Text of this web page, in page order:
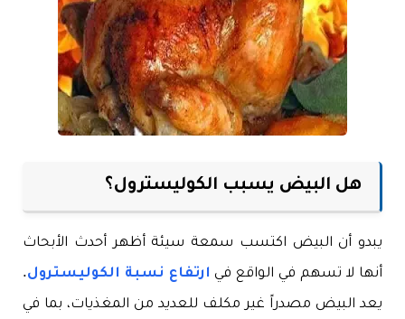
هل البيض يسبب الكوليسترول؟
يبدو أن البيض اكتسب سمعة سيئة أظهر أحدث الأبحاث
أنها لا تسهم في الواقع في ارتفاع نسبة الكوليسترول.
يعد البيض مصدراً غير مكلف للعديد من المغذيات، بما في